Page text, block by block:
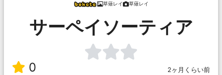
草薙レイ 草薙レイ
サーペイソーティア
0 2ヶ月くらい前